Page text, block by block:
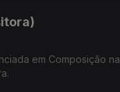
em Composição